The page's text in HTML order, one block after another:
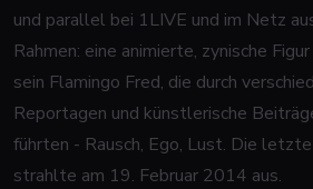
und parallel bei 1LIVE und im Netz
Rahmen: eine animierte, zynische
sein Flamingo Fred, die durch
Reportagen und künstlerische
führten - Rausch, Ego, Lust. Die
strahlte am 19. Februar 2014 aus.